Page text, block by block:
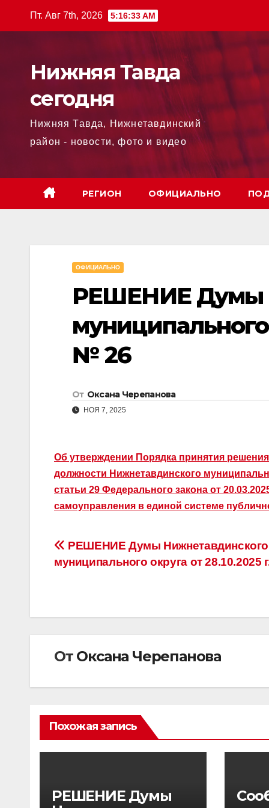
Пт. Авг 7th, 2026 5:16:34 AM
Нижняя Тавда
сегодня
Нижняя Тавда, Нижнетавдинский
район - новости, фото и видео
РЕГИОН ОФИЦИАЛЬНО
ОФИЦИАЛЬНО
РЕШЕНИЕ Думы
муниципального
№ 26
От Оксана Черепанова
НОЯ 7, 2025
Об утверждении Порядка принятия
должности Нижнетавдинского
статьи 29 Федерального закона от
самоуправления в единой системе
Навигация
по
РЕШЕНИЕ Думы Нижнетавдинского
муниципального округа от 28.10.2025
От Оксана Черепанова
Похожая запись
РЕШЕНИЕ Думы